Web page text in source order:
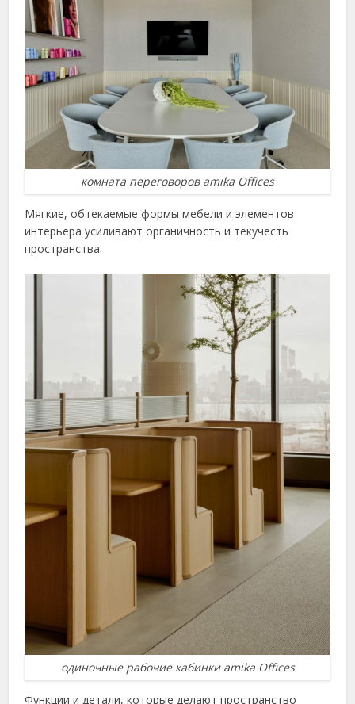
комната переговоров amika Offices
Мягкие, обтекаемые формы мебели и элементов
интерьера усиливают органичность и текучесть
пространства.
одиночные рабочие кабинки amika Offices
Функции и детали, которые делают пространство